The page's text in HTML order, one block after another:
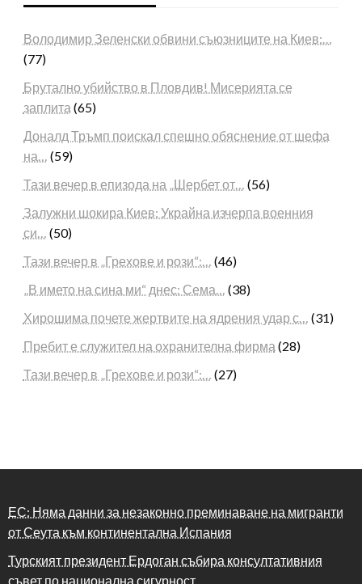
Володимир Зеленски обвини съюзниците на Киев:…
(77)
Брутално убийство в Пловдив! Мисерията се
заплита (65)
Доналд Тръмп поискал спешно обяснение от шефа
на… (59)
Тази вечер в епизода на „Шербет от… (56)
Залужни шокира Киев: Украйна изчерпа военния
си… (50)
Тази вечер в „Грехове и рози“:… (46)
„В името на сина ми“ днес: Сема… (38)
Хирошима почете жертвите на ядрения удар с… (31)
Пребит е служител на охранителна фирма (28)
Тази вечер в „Грехове и рози“:… (27)
ЕС: Няма данни за незаконно преминаване на мигранти
от Сеута към континентална Испания
Турският президент Ердоган събира консултативния
съвет по национална сигурност